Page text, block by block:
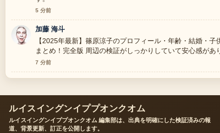
5 分前
加藤 海斗
【2025年最新】篠原涼子のプロフィール・年齢・結婚・
まとめ！完全版 周辺の検証がしっかりしていて安心感があ
7 分前
ルイスイングンイププオンクオム
ルイスイングンイププオンクオム 編集部は、出典を明確にした検証済みの報
道、背景更新、訂正を公開します。